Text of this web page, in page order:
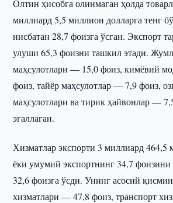
Олтин ҳисобга олинмаган ҳолда
миллиард 5,5 миллион долларга тенг
нисбатан 28,7 фоизга ўсган. Экспорт
улуши 65,3 фоизни ташкил этади.
маҳсулотлари — 15,0 фоиз, кимёвий
фоиз, тайёр маҳсулотлар — 7,9 фоиз,
маҳсулотлари ва тирик ҳайвонлар —
эгаллаган.
Хизматлар экспорти 3 миллиард 464,5
ёки умумий экспортнинг 34,7
32,6 фоизга ўсди. Унинг асосий
хизматлари — 47,8 фоиз, транспорт